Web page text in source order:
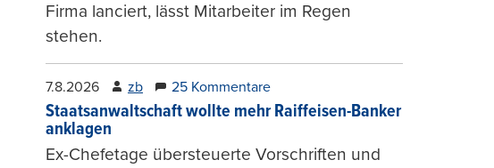
Firma lanciert, lässt Mitarbeiter im Regen
stehen.
7.8.2026 zb 25 Kommentare
Staatsanwaltschaft wollte mehr Raiffeisen-Banker
anklagen
Ex-Chefetage übersteuerte Vorschriften und